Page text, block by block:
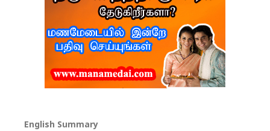
English Summary